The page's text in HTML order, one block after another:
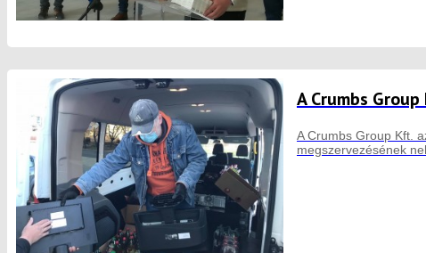
A Crumbs
A Crumbs Group Kft.
megszervezésének